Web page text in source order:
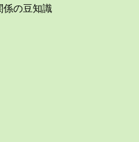
係の⾖知識